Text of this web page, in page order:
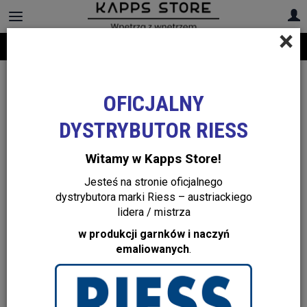
+48 22 299 19 84
×
OFICJALNY
DYSTRYBUTOR RIESS
Witamy w Kapps Store!
Jesteś na stronie oficjalnego
dystrybutora marki Riess – austriackiego
lidera / mistrza
w produkcji garnków i naczyń
emaliowanych.